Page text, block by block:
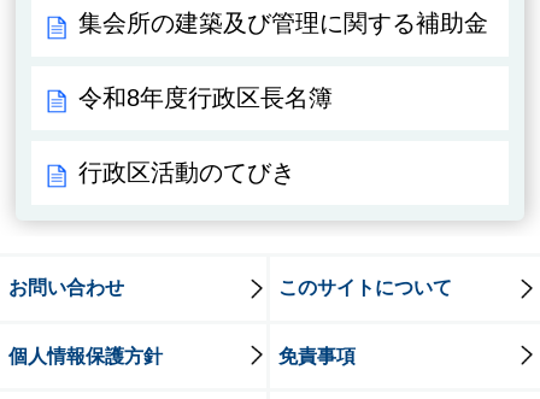
集会所の建築及び管理に関する補助金
令和8年度行政区長名簿
行政区活動のてびき
お問い合わせ このサイトについて
個人情報保護方針 免責事項